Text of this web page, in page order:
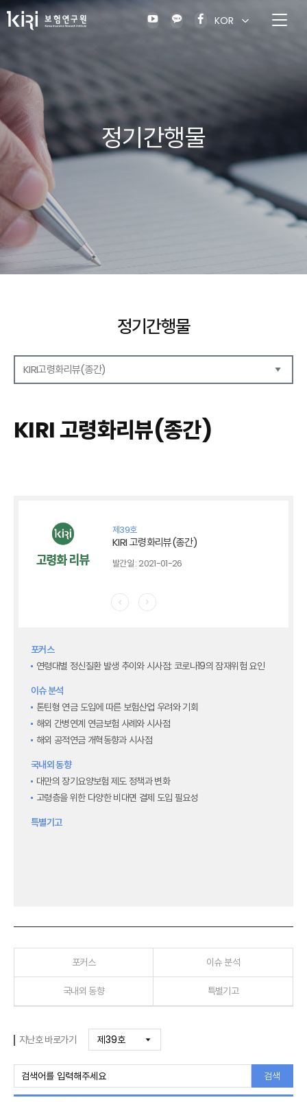
KOR
정기간행물
정기간행물
KIRI고령화리뷰(종간)
보험금융연구
KIRI 리포트
국내외동향(종간)
특별기고(종간)
고령화리뷰 모음집(종간)
연차보고서
보험총서
보험동향(종간)
해외 보험동향(종간)
보험회사 재무분석(종간)
주간 해외보험동향(종간)
KIRI 고령화리뷰(종간)
제39호
KIRI 고령화리뷰(종간)
발간일 : 2021-01-26
포커스
연령대별 정신질환 발생 추이와 시사점: 코로나19의 잠재위험 요인
이슈 분석
톤틴형 연금 도입에 따른 보험산업 우려와 기회
해외 간병연계 연금보험 사례와 시사점
해외 공적연금 개혁동향과 시사점
국내외 동향
대만의 장기요양보험 제도 정책과 변화
고령층을 위한 다양한 비대면 결제 도입 필요성
특별기고
포커스 이슈 분석
국내외 동향 특별기고
지난호 바로가기
검색